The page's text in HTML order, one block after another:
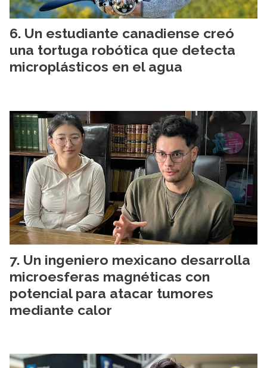
Un estudiante canadiense creó
una tortuga robótica que detecta
microplásticos en el agua
Un ingeniero mexicano desarrolla
microesferas magnéticas con
potencial para atacar tumores
mediante calor